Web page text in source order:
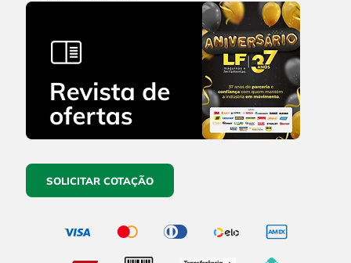
SOLICITAR COTAÇÃO